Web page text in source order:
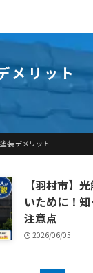
メリット
装 デメリット
【羽村市】
いために！
注意点
2026/06/05